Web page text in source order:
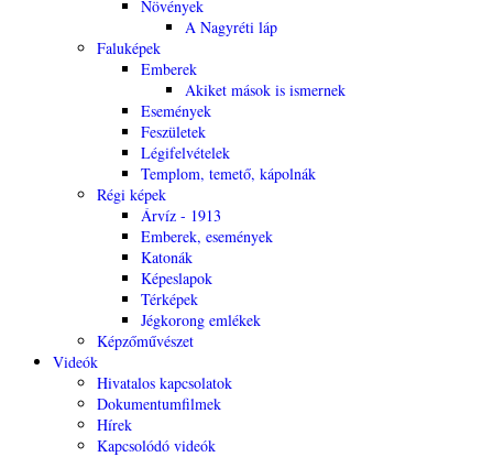
Növények
A Nagyréti láp
Faluképek
Emberek
Akiket mások is ismernek
Események
Feszületek
Légifelvételek
Templom, temető, kápolnák
Régi képek
Árvíz - 1913
Emberek, események
Katonák
Képeslapok
Térképek
Jégkorong emlékek
Képzőművészet
Videók
Hivatalos kapcsolatok
Dokumentumfilmek
Hírek
Kapcsolódó videók